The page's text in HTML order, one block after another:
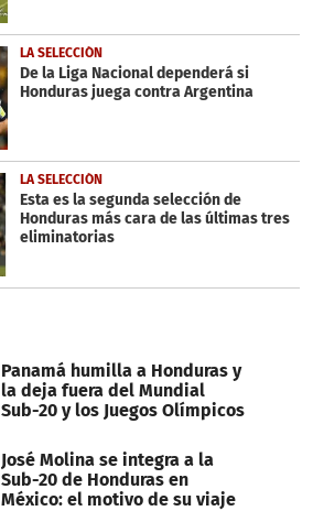
LA SELECCIÓN
De la Liga Nacional dependerá si
Honduras juega contra Argentina
LA SELECCIÓN
Esta es la segunda selección de
Honduras más cara de las últimas tres
eliminatorias
Panamá humilla a Honduras y
la deja fuera del Mundial
Sub-20 y los Juegos Olímpicos
José Molina se integra a la
Sub-20 de Honduras en
México: el motivo de su viaje